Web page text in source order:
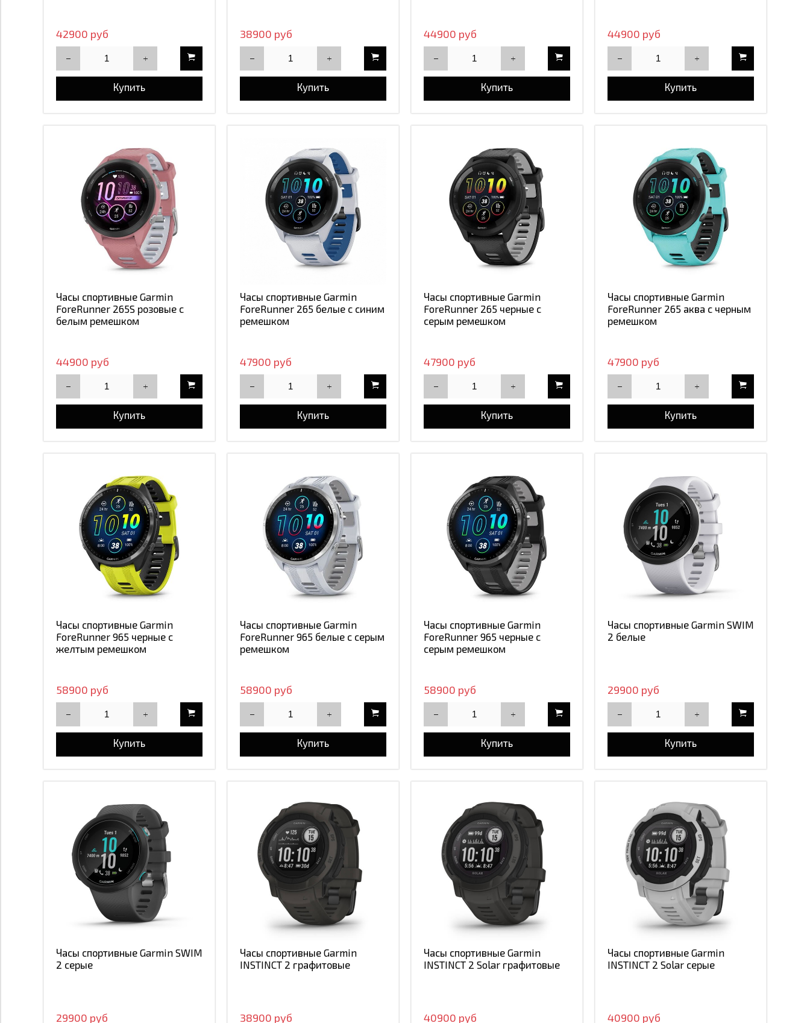
42900 руб
Купить
38900 руб
Купить
44900 руб
Купить
44900 руб
Купить
Часы спортивные Garmin
ForeRunner 265S розовые с
белым ремешком
44900 руб
Купить
Часы спортивные Garmin
ForeRunner 265 белые с синим
ремешком
47900 руб
Купить
Часы спортивные Garmin
ForeRunner 265 черные с
серым ремешком
47900 руб
Купить
Часы спортивные Garmin
ForeRunner 265 аква с черным
ремешком
47900 руб
Купить
Часы спортивные Garmin
ForeRunner 965 черные с
желтым ремешком
58900 руб
Купить
Часы спортивные Garmin
ForeRunner 965 белые с серым
ремешком
58900 руб
Купить
Часы спортивные Garmin
ForeRunner 965 черные с
серым ремешком
58900 руб
Купить
Часы спортивные Garmin SWIM
2 белые
29900 руб
Купить
Часы спортивные Garmin SWIM
2 серые
29900 руб
Часы спортивные Garmin
INSTINCT 2 графитовые
38900 руб
Часы спортивные Garmin
INSTINCT 2 Solar графитовые
40900 руб
Часы спортивные Garmin
INSTINCT 2 Solar серые
40900 руб